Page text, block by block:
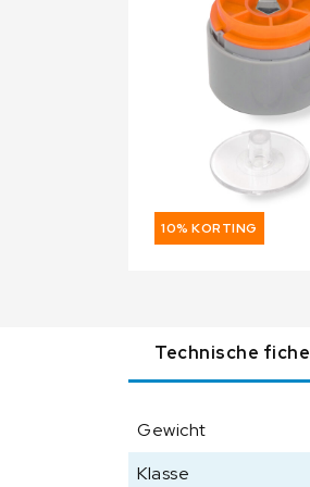
10% KORTING
Technische fiche
Gewicht
Klasse